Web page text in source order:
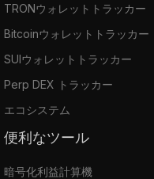
TRONウォレットトラッカー
Bitcoinウォレットトラッカー
SUIウォレットトラッカー
Perp DEX トラッカー
エコシステム
便利なツール
暗号化利益計算機